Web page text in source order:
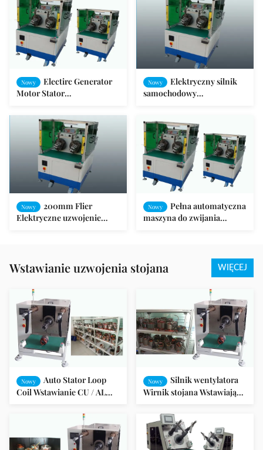
Nowy
Electirc Generator
Motor Stator
nawijania cewek ISO9001 /
Nowy
Elektryczny silnik
samochodowy
Nowy
200mm Flier
Elektryczne uzwojenie
Nowy
Pełna automatyczna
maszyna do zwijania
Wstawianie uzwojenia stojana WIĘCEJ
Nowy
Auto Stator Loop
Coil Wstawianie CU / AL
Nowy
Silnik wentylatora
Wirnik stojana Wstawiający
SGS Audit